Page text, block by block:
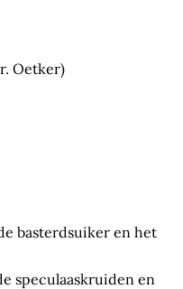
Oetker)
basterdsuiker en het
speculaaskruiden en